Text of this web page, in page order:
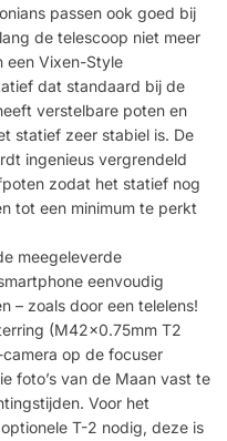
passen ook goed bij
de telescoop niet meer
een Vixen-Style
dat standaard bij de
verstelbare poten en
statief zeer stabiel is. De
ingenieus vergrendeld
zodat het statief nog
tot een minimum te perkt
meegeleverde
eenvoudig
– zoals door een telelens!
(M42x0.75mm T2
op de focuser
foto’s van de Maan vast te
Voor het
T-2 nodig, deze is